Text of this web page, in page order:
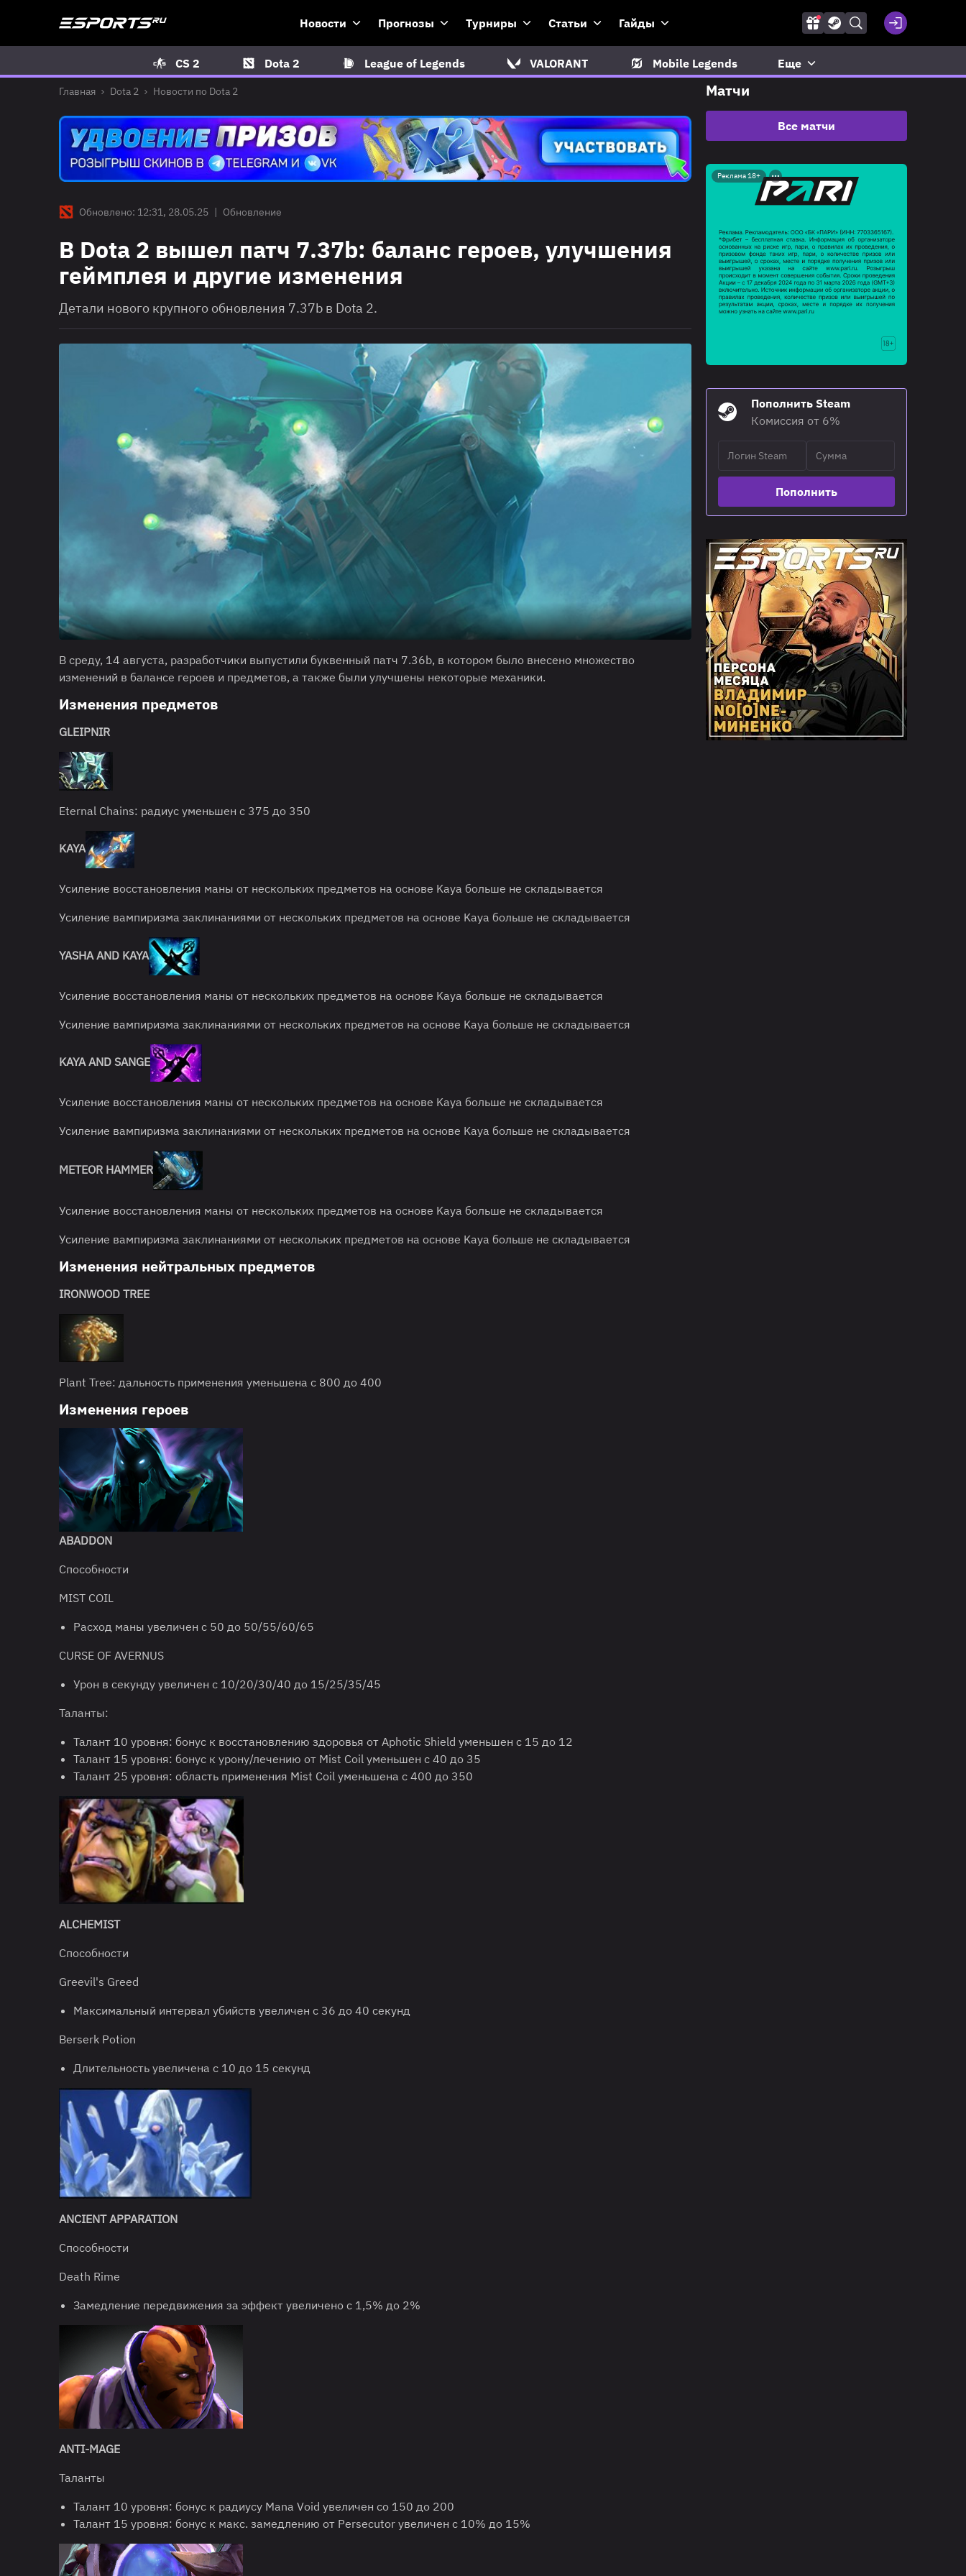
Новости Прогнозы Турниры Статьи Гайды
CS 2 Dota 2 League of Legends VALORANT Mobile Legends Еще
Главная Dota 2 Новости по Dota 2
Обновлено: 12:31, 28.05.25 | Обновление
В Dota 2 вышел патч 7.37b: баланс героев, улучшения
геймплея и другие изменения
Детали нового крупного обновления 7.37b в Dota 2.
В среду, 14 августа, разработчики выпустили буквенный патч 7.36b, в котором было внесено множество
изменений в балансе героев и предметов, а также были улучшены некоторые механики.
Изменения предметов
GLEIPNIR
Eternal Chains: радиус уменьшен с 375 до 350
KAYA
Усиление восстановления маны от нескольких предметов на основе Kaya больше не складывается
Усиление вампиризма заклинаниями от нескольких предметов на основе Kaya больше не складывается
YASHA AND KAYA
Усиление восстановления маны от нескольких предметов на основе Kaya больше не складывается
Усиление вампиризма заклинаниями от нескольких предметов на основе Kaya больше не складывается
KAYA AND SANGE
Усиление восстановления маны от нескольких предметов на основе Kaya больше не складывается
Усиление вампиризма заклинаниями от нескольких предметов на основе Kaya больше не складывается
METEOR HAMMER
Усиление восстановления маны от нескольких предметов на основе Kaya больше не складывается
Усиление вампиризма заклинаниями от нескольких предметов на основе Kaya больше не складывается
Изменения нейтральных предметов
IRONWOOD TREE
Plant Tree: дальность применения уменьшена с 800 до 400
Изменения героев
ABADDON
Способности
MIST COIL
Расход маны увеличен с 50 до 50/55/60/65
CURSE OF AVERNUS
Урон в секунду увеличен с 10/20/30/40 до 15/25/35/45
Таланты:
Талант 10 уровня: бонус к восстановлению здоровья от Aphotic Shield уменьшен с 15 до 12
Талант 15 уровня: бонус к урону/лечению от Mist Coil уменьшен c 40 до 35
Талант 25 уровня: область применения Mist Coil уменьшена с 400 до 350
ALCHEMIST
Способности
Greevil's Greed
Максимальный интервал убийств увеличен с 36 до 40 секунд
Berserk Potion
Длительность увеличена с 10 до 15 секунд
ANCIENT APPARATION
Способности
Death Rime
Замедление передвижения за эффект увеличено с 1,5% до 2%
ANTI-MAGE
Таланты
Талант 10 уровня: бонус к радиусу Mana Void увеличен со 150 до 200
Талант 15 уровня: бонус к макс. замедлению от Persecutor увеличен с 10% до 15%
Матчи
Все матчи
Реклама 18+
Пополнить Steam
Комиссия от 6%
Пополнить